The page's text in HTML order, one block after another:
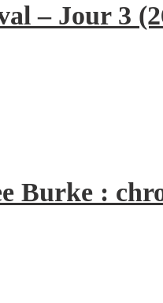
– Jour 3
Burke :